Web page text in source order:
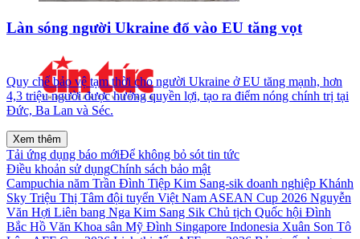
Làn sóng người Ukraine đổ vào EU tăng vọt
Quy chế bảo vệ tạm thời cho người Ukraine ở EU tăng mạnh, hơn
4,3 triệu người được hưởng quyền lợi, tạo ra điểm nóng chính trị tại
Đức, Ba Lan và Séc.
Xem thêm
Tải ứng dụng báo mớiĐể không bỏ sót tin tức
Điều khoản sử dụngChính sách bảo mật
Campuchia năm Trần Đình Tiệp Kim Sang-sik doanh nghiệp Khánh
Sky Triệu Thị Tâm đội tuyển Việt Nam ASEAN Cup 2026 Nguyễn
Văn Hợi Liên bang Nga Kim Sang Sik Chủ tịch Quốc hội Đình
Bắc Hồ Văn Khoa sân Mỹ Đình Singapore Indonesia Xuân Son Tô